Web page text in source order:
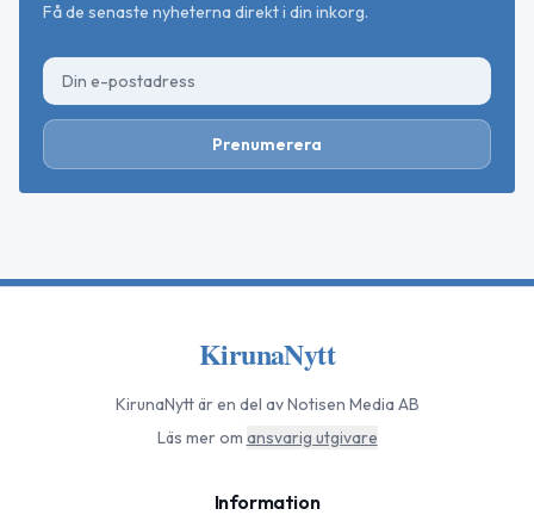
Få de senaste nyheterna direkt i din inkorg.
Prenumerera
KirunaNytt
KirunaNyttär en del av Notisen Media AB
Läs mer om ansvarig utgivare
Information